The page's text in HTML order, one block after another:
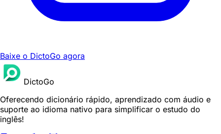
Baixe o DictoGo agora
DictoGo
Oferecendo dicionário rápido, aprendizado com áudio e
suporte ao idioma nativo para simplificar o estudo do
inglês!